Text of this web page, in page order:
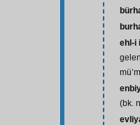
ehl-i
(bk.